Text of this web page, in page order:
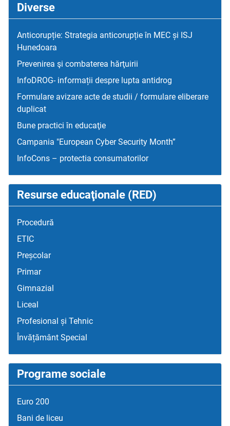
Diverse
Anticorupție: Strategia anticorupție în MEC și ISJ
Hunedoara
Prevenirea şi combaterea hărţuirii
InfoDROG- informații despre lupta antidrog
Formulare avizare acte de studii / formulare eliberare
duplicat
Bune practici în educaţie
Campania "European Cyber Security Month”
InfoCons – protectia consumatorilor
Resurse educaţionale (RED)
Procedură
ETIC
Preșcolar
Primar
Gimnazial
Liceal
Profesional și Tehnic
Învățământ Special
Programe sociale
Euro 200
Bani de liceu